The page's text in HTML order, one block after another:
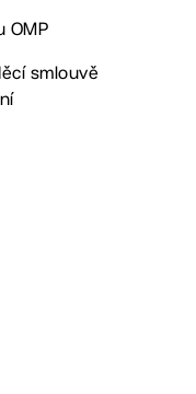
OMP
smlouvě